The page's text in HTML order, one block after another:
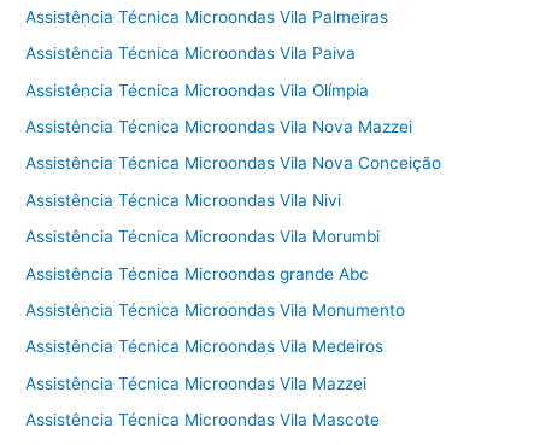
Assistência Técnica Microondas Vila Palmeiras
Assistência Técnica Microondas Vila Paiva
Assistência Técnica Microondas Vila Olímpia
Assistência Técnica Microondas Vila Nova Mazzei
Assistência Técnica Microondas Vila Nova Conceição
Assistência Técnica Microondas Vila Nivi
Assistência Técnica Microondas Vila Morumbi
Assistência Técnica Microondas grande Abc
Assistência Técnica Microondas Vila Monumento
Assistência Técnica Microondas Vila Medeiros
Assistência Técnica Microondas Vila Mazzei
Assistência Técnica Microondas Vila Mascote